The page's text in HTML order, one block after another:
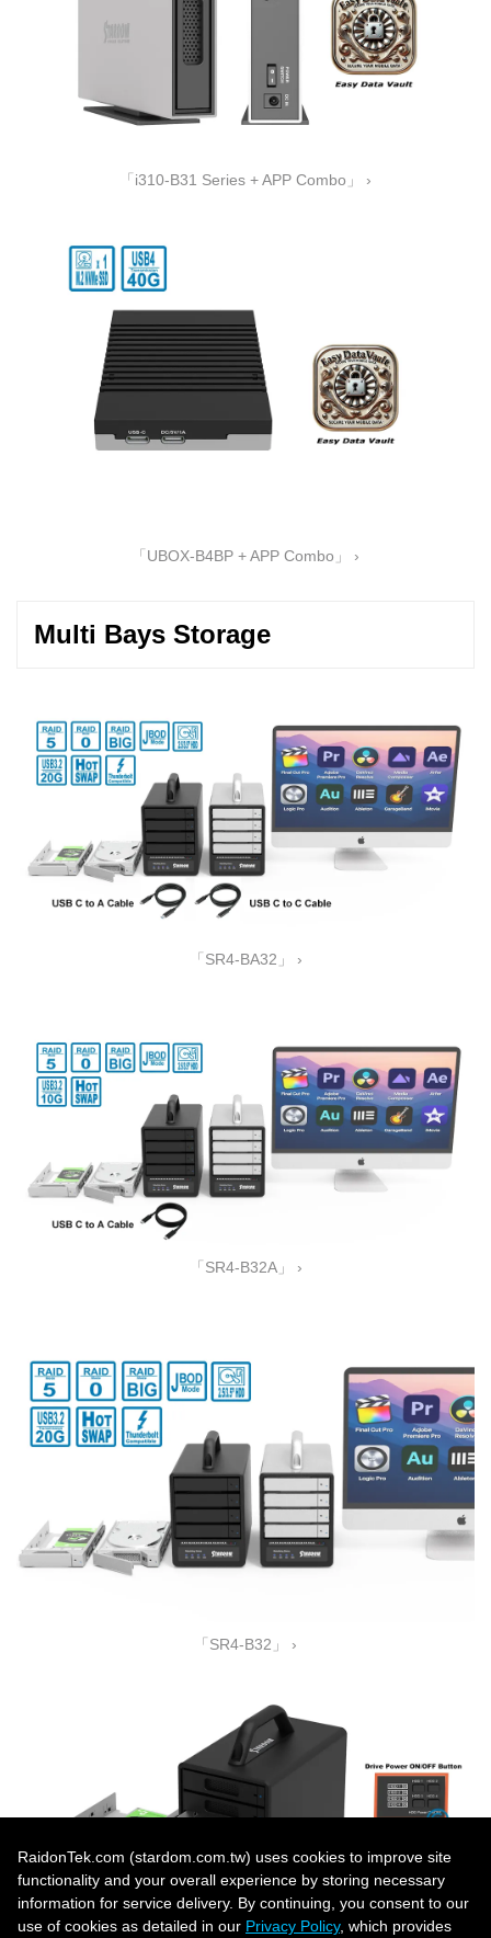
「i310-B31 Series + APP Combo」 ›
「UBOX-B4BP + APP Combo」 ›
Multi Bays Storage
「SR4-BA32」 ›
「SR4-B32A」 ›
「SR4-B32」 ›
RaidonTek.com (stardom.com.tw) uses cookies to improve site
functionality and your overall experience by storing necessary
information for service delivery. By continuing, you consent to our
use of cookies as detailed in our Privacy Policy, which provides